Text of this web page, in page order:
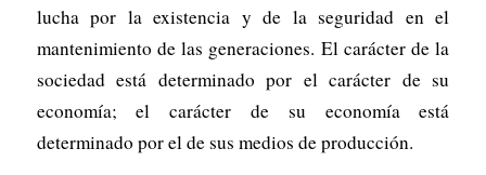
lucha por la existencia y de la seguridad en el
mantenimiento de las generaciones. El carácter de la
sociedad está determinado por el carácter de su
economía; el carácter de su economía está
determinado por el de sus medios de producción.